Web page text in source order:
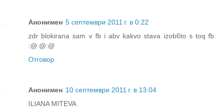
Анонимен 5 септември 2011 г. в 0:22
zdr blokirana sam v fb i abv kakvo stava izob6to s toq fb
:@:@:@
Отговор
Анонимен 10 септември 2011 г. в 13:04
ILIANA MITEVA